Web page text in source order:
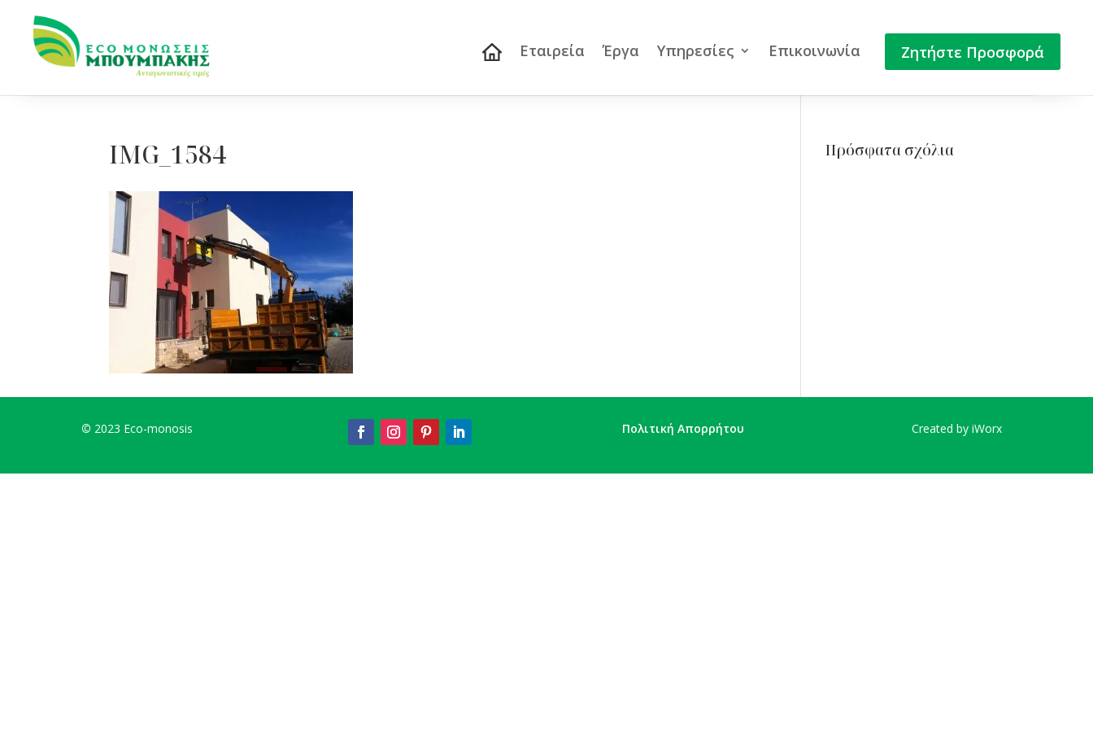
Εταιρεία Έργα Υπηρεσίες Επικοινωνία Ζητήστε Προσφορά
IMG_1584 Πρόσφατα σχόλια
© 2023 Eco-monosis Πολιτική Απορρήτου Created by iWorx